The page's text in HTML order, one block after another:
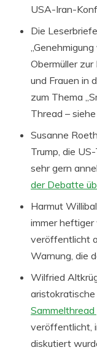
USA-Iran-
Die
Obermüller
und Frauen in
zum Thema
Thread –
Susanne
Trump, die
sehr gern
der Debatte
Harmut
immer
veröffentlicht
Warnung, die
Wilfried
aristokratische
Sammelthread
veröffentlicht,
diskutiert